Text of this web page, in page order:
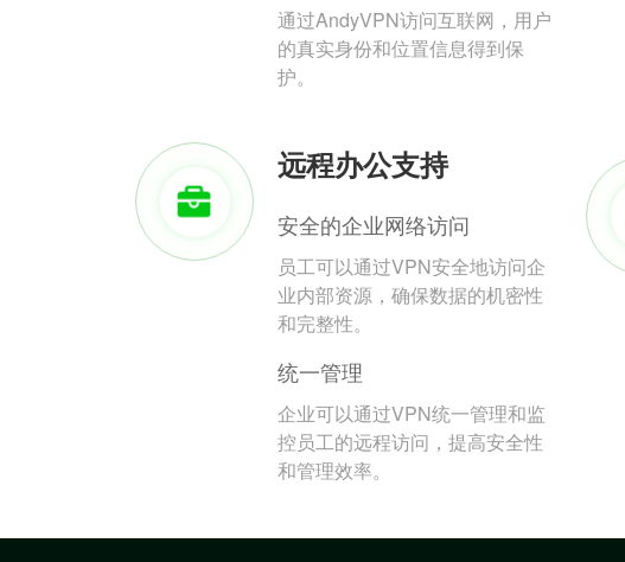
通过AndyVPN访问互联网，用户
的真实身份和位置信息得到保
护。
远程办公支持
安全的企业网络访问
员工可以通过VPN安全地访问企
业内部资源，确保数据的机密性
和完整性。
统一管理
企业可以通过VPN统一管理和监
控员工的远程访问，提高安全性
和管理效率。